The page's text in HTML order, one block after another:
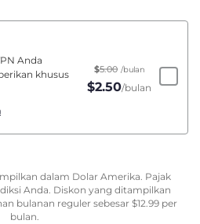
Anda
khusus
$5.00 /bulan
$2.50/bulan
dalam Dolar Amerika. Pajak
Anda. Diskon yang ditampilkan
bulanan reguler sebesar $12.99 per
bulan.